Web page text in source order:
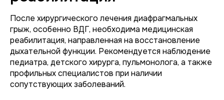
После хирургического лечения диафрагмальных
грыж, особенно ВДГ, необходима медицинская
реабилитация, направленная на восстановление
дыхательной функции. Рекомендуется наблюдение
педиатра, детского хирурга, пульмонолога, а также
профильных специалистов при наличии
сопутствующих заболеваний.